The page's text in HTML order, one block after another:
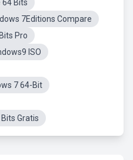
Bits
7Editions Compare
Pro
ISO
7 64-Bit
Gratis